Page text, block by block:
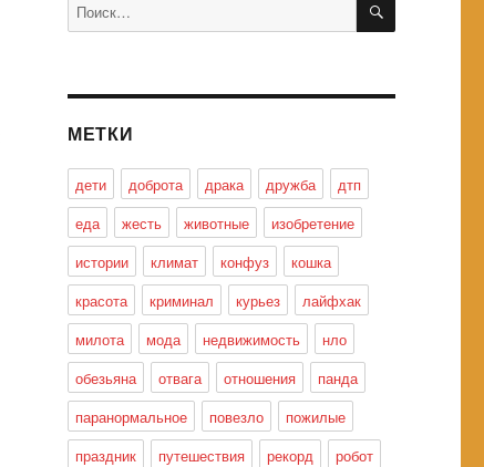
МЕТКИ
дети доброта драка дружба
дтп
еда
жесть животные
изобретение
истории
климат конфуз
кошка
красота
криминал курьез
лайфхак
милота
мода недвижимость
нло
обезьяна
отвага отношения
панда
паранормальное
повезло
пожилые
праздник
путешествия рекорд
робот